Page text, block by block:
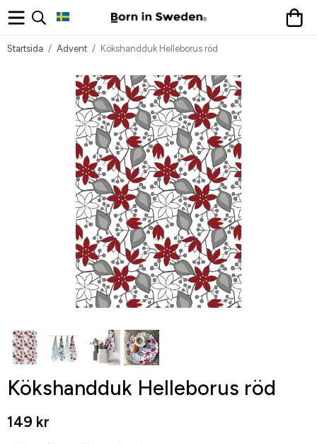
Startsida / Advent / Kökshandduk Helleborus röd
Kökshandduk Helleborus röd
149 kr